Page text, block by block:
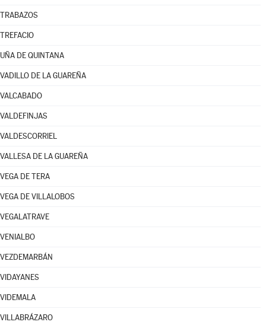
TRABAZOS
TREFACIO
UÑA DE QUINTANA
VADILLO DE LA GUAREÑA
VALCABADO
VALDEFINJAS
VALDESCORRIEL
VALLESA DE LA GUAREÑA
VEGA DE TERA
VEGA DE VILLALOBOS
VEGALATRAVE
VENIALBO
VEZDEMARBÁN
VIDAYANES
VIDEMALA
VILLABRÁZARO